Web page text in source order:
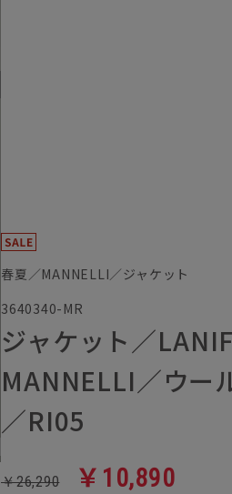
春夏／MANNELLI／ジャケット
3640340-MR
ジャケット／
MANNELLI／ウー
／RI05
￥26,290 ￥10,890